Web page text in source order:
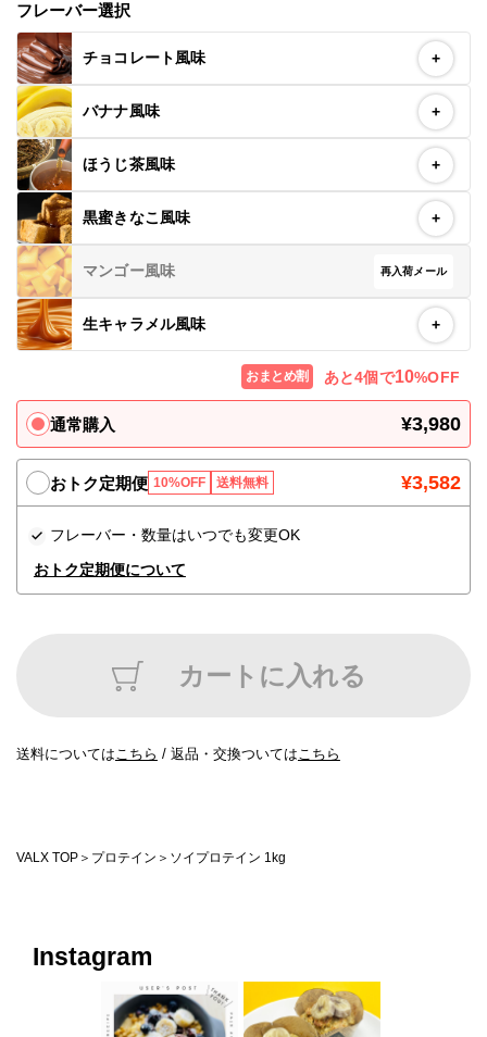
VALX "FUN" LIVE!
筋トレ大学PRO
POWER OF HUMAN
コラム
ドン・キホーテ x VALX
ドラッグストア x VALX
VALX GYM
利用規約
プライバシーポリシー
法人様向け
VALX GYM
フレーバー選択
チョコレート風味 +
バナナ風味 +
ほうじ茶風味 +
黒蜜きなこ風味 +
マンゴー風味 再入荷メール
生キャラメル風味 +
おまとめ割 あと4個で10%OFF
通常購入 ¥3,980
おトク定期便 10%OFF 送料無料 ¥3,582
フレーバー・数量はいつでも変更OK
おトク定期便について
カートに入れる
送料についてはこちら / 返品・交換ついてはこちら
VALX TOP プロテイン ソイプロテイン 1kg
Instagram